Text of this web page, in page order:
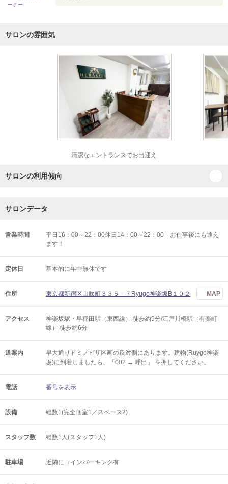
ーナー
サロンの雰囲気
清潔なエントランスでお出迎え
サロンの利用傾向
サロンデータ
営業時間
平日16：00～22：00休日14：00～22：00 お仕事後にも通え
ます！
定休日 基本的に年中無休です
住所 東京都新宿区山吹町３３５－７Ryugo神楽坂B１０２ MAP
アクセス
神楽坂駅・早稲田駅（東西線） 徒歩約9分/江戸川橋駅（有楽町
線） 徒歩約6分
道案内
早大通りドミノピザ区画の反対側にあります。建物(Ruygo神楽
坂)に到着しましたら、「002 → 呼出」 を押してください。
電話 番号を表示
設備 総数1(完全個室1／スペース2)
スタッフ数 総数1人(スタッフ1人)
駐車場 近隣にコインパーキング有